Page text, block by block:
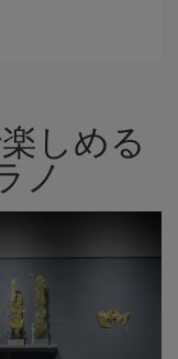
しめる
ノ